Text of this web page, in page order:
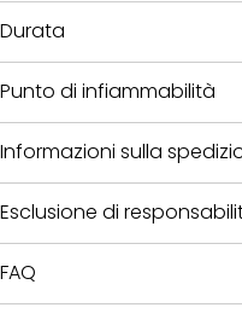
Durata
Punto di infiammabilità
Informazioni sulla
Esclusione di
FAQ